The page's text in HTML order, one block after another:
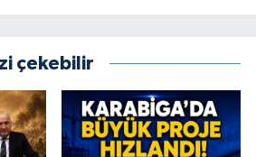
çekebilir